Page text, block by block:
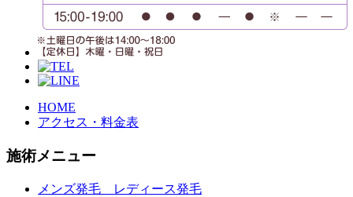
HOME
アクセス・料金表
施術メニュー
メンズ発毛 レディース発毛